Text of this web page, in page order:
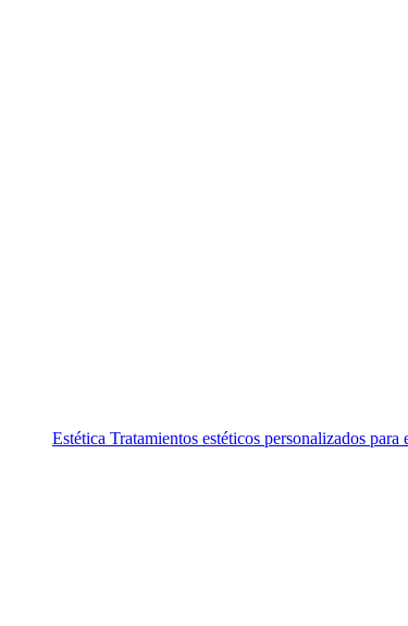
Estética Tratamientos estéticos personalizados